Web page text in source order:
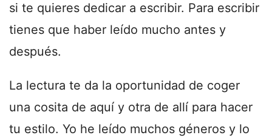
si te quieres dedicar a escribir. Para escribir
tienes que haber leído mucho antes y
después.
La lectura te da la oportunidad de coger
una cosita de aquí y otra de allí para hacer
tu estilo. Yo he leído muchos géneros y lo